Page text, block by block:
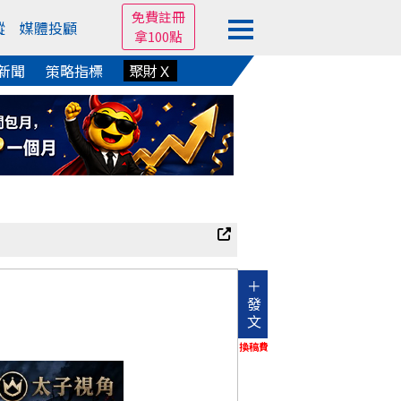
媒體投顧
免費註冊
拿100點
聞 策略指標 聚財Ｘ
＋
發
文
換稿費